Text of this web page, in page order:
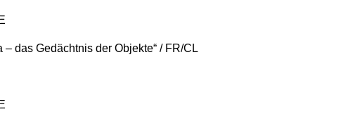
das Gedächtnis der Objekte“ / FR/CL